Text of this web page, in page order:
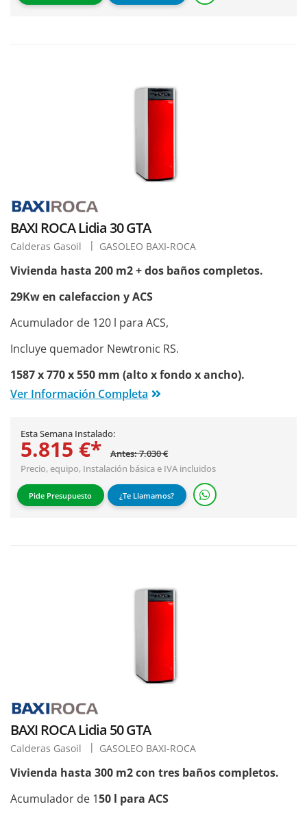
BAXI ROCA Lidia 30 GTA
Calderas Gasoil GASOLEO BAXI-ROCA
Vivienda hasta 200 m2 + dos baños completos.
29Kw en calefaccion y ACS
Acumulador de 120 l para ACS,
Incluye quemador Newtronic RS.
1587 x 770 x 550 mm (alto x fondo x ancho).
Ver Información Completa
Esta Semana Instalado:
5.815 €*
Antes: 7.030 €
Precio, equipo, Instalación básicae IVA incluidos
Pide Presupuesto ¿Te Llamamos?
BAXI ROCA Lidia 50 GTA
Calderas Gasoil GASOLEO BAXI-ROCA
Vivienda hasta 300 m2 con tres baños completos.
Acumulador de 150 l para ACS